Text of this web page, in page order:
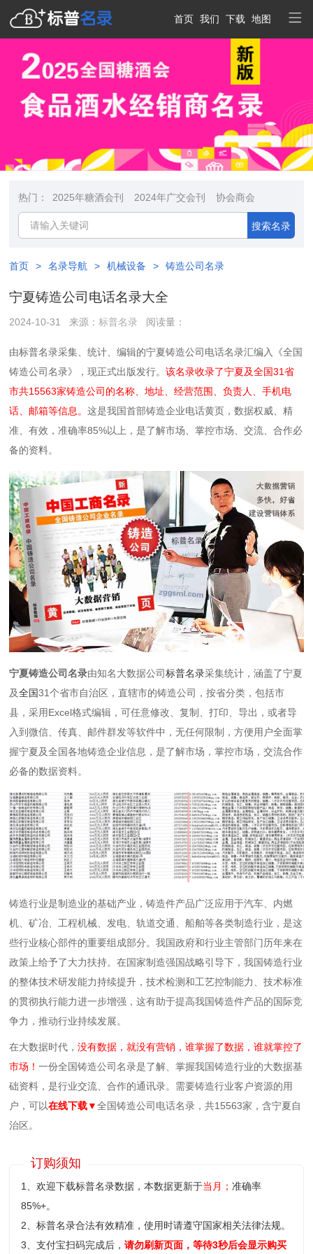
首页 我们 下载 地图
热门： 2025年糖酒会刊 2024年广交会刊 协会商会
搜索名录
首页 > 名录导航 > 机械设备 > 铸造公司名录
宁夏铸造公司电话名录大全
2024-10-31 来源：标普名录 阅读量：
由标普名录采集、统计、编辑的宁夏铸造公司电话名录汇编入《全国
铸造公司名录》，现正式出版发行。该名录收录了宁夏及全国31省
市共15563家铸造公司的名称、地址、经营范围、负责人、手机电
话、邮箱等信息。这是我国首部铸造企业电话黄页，数据权威、精
准、有效，准确率85%以上，是了解市场、掌控市场、交流、合作必
备的资料。
宁夏铸造公司名录由知名大数据公司标普名录采集统计，涵盖了宁夏
及全国31个省市自治区，直辖市的铸造公司，按省分类，包括市
县，采用Excel格式编辑，可任意修改、复制、打印、导出，或者导
入到微信、传真、邮件群发等软件中，无任何限制，方便用户全面掌
握宁夏及全国各地铸造企业信息，是了解市场，掌控市场，交流合作
必备的数据资料。
铸造行业是制造业的基础产业，铸造件产品广泛应用于汽车、内燃
机、矿冶、工程机械、发电、轨道交通、船舶等各类制造行业，是这
些行业核心部件的重要组成部分。我国政府和行业主管部门历年来在
政策上给予了大力扶持。在国家制造强国战略引导下，我国铸造行业
的整体技术研发能力持续提升，技术检测和工艺控制能力、技术标准
的贯彻执行能力进一步增强，这有助于提高我国铸造件产品的国际竞
争力，推动行业持续发展‌。
在大数据时代，没有数据，就没有营销，谁掌握了数据，谁就掌控了
市场！一份全国铸造公司名录是了解、掌握我国铸造行业的大数据基
础资料，是行业交流、合作的通讯录。需要铸造行业客户资源的用
户，可以在线下载▼全国铸造公司电话名录，共15563家，含宁夏自
治区。
订购须知
1、欢迎下载标普名录数据，本数据更新于当月；准确率
85%+。
2、标普名录合法有效精准，使用时请遵守国家相关法律法规。
3、支付宝扫码完成后，请勿刷新页面，等待3秒后会显示购买